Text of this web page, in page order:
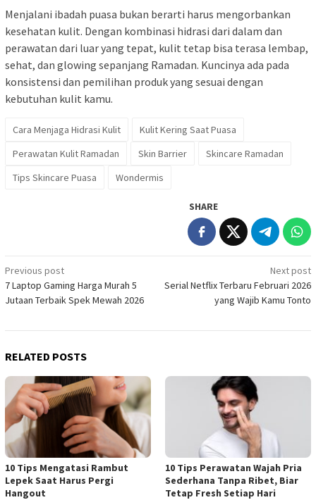
Menjalani ibadah puasa bukan berarti harus mengorbankan
kesehatan kulit. Dengan kombinasi hidrasi dari dalam dan
perawatan dari luar yang tepat, kulit tetap bisa terasa lembap,
sehat, dan glowing sepanjang Ramadan. Kuncinya ada pada
konsistensi dan pemilihan produk yang sesuai dengan
kebutuhan kulit kamu.
Cara Menjaga Hidrasi Kulit
Kulit Kering Saat Puasa
Perawatan Kulit Ramadan
Skin Barrier
Skincare Ramadan
Tips Skincare Puasa
Wondermis
SHARE
Post
navigation
Previous post
7 Laptop Gaming Harga Murah 5
Jutaan Terbaik Spek Mewah 2026
Next post
Serial Netflix Terbaru Februari 2026
yang Wajib Kamu Tonto
RELATED POSTS
10 Tips Mengatasi Rambut
Lepek Saat Harus Pergi
Hangout
10 Tips Perawatan Wajah Pria
Sederhana Tanpa Ribet, Biar
Tetap Fresh Setiap Hari